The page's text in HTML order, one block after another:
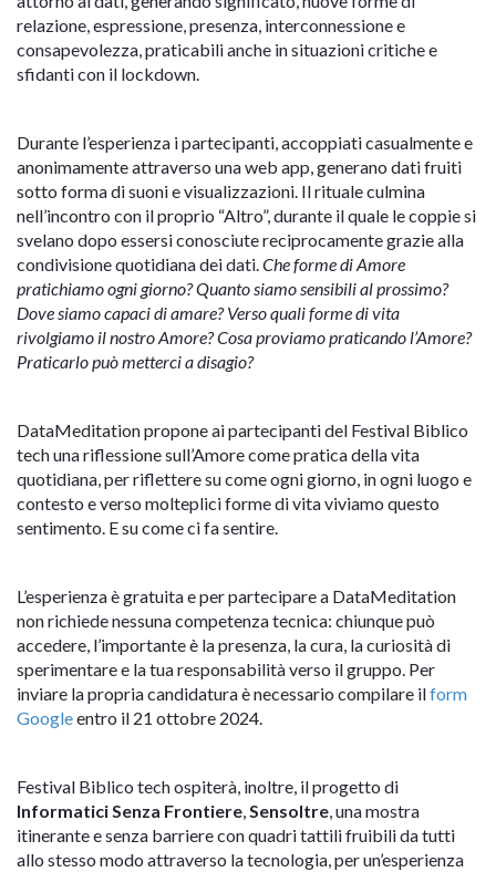
relazione, espressione, presenza, interconnessione e
consapevolezza, praticabili anche in situazioni critiche e
sfidanti con il lockdown.
Durante l’esperienza i partecipanti, accoppiati casualmente e
anonimamente attraverso una web app, generano dati fruiti
sotto forma di suoni e visualizzazioni. Il rituale culmina
nell’incontro con il proprio “Altro”, durante il quale le coppie si
svelano dopo essersi conosciute reciprocamente grazie alla
condivisione quotidiana dei dati.Che forme di Amore
pratichiamo ogni giorno? Quanto siamo sensibili al prossimo?
Dove siamo capaci di amare? Verso quali forme di vita
rivolgiamo il nostro Amore? Cosa proviamo praticando l’Amore?
Praticarlo può metterci a disagio?
DataMeditation propone ai partecipanti del Festival Biblico
tech una riflessione sull’Amore come pratica della vita
quotidiana, per riflettere su come ogni giorno, in ogni luogo e
contesto e verso molteplici forme di vita viviamo questo
sentimento. E su come ci fa sentire.
L’esperienza è gratuita e per partecipare a DataMeditation
non richiede nessuna competenza tecnica: chiunque può
accedere, l’importante è la presenza, la cura, la curiosità di
sperimentare e la tua responsabilità verso il gruppo. Per
inviare la propria candidatura è necessario compilare ilform
Googleentro il 21 ottobre 2024.
Festival Biblico tech ospiterà, inoltre, il progetto di
Informatici Senza Frontiere,Sensoltre, una mostra
itinerante e senza barriere con quadri tattili fruibili da tutti
allo stesso modo attraverso la tecnologia, per un’esperienza